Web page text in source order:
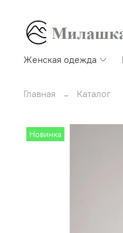
Женская одежда
Главная Каталог
Новинка